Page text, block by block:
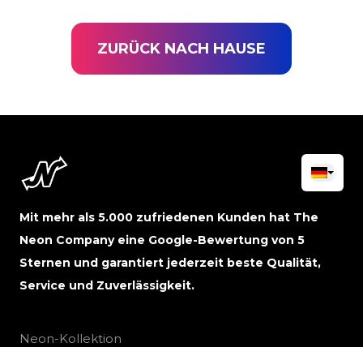
ZURÜCK NACH HAUSE
Mit mehr als 5.000 zufriedenen Kunden hat The
Neon Company eine Google-Bewertung von 5
Sternen und garantiert jederzeit beste Qualität,
Service und Zuverlässigkeit.
Neon-Kollektion